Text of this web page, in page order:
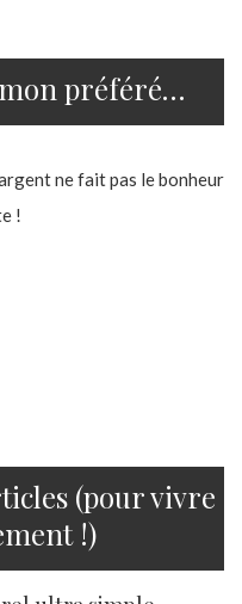
préféré…
ne fait pas le bonheur
!
(pour vivre
!)